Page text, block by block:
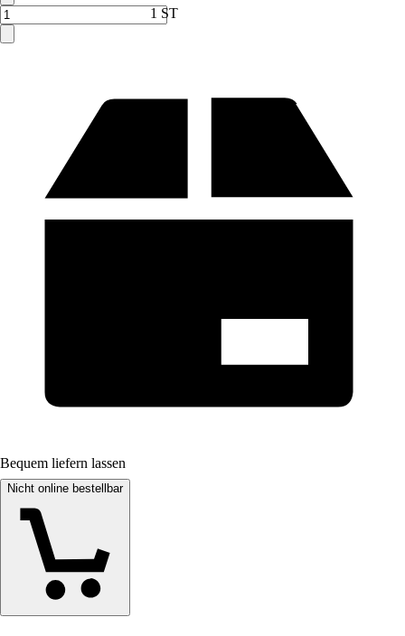
1 ST
Bequem liefern lassen
Nicht online bestellbar